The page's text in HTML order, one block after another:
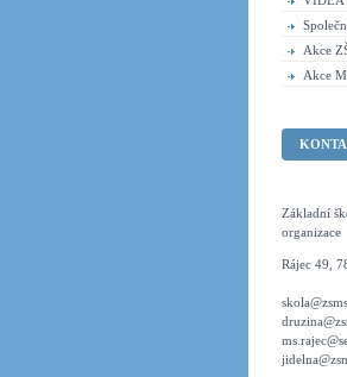
Akce
Akce
Základní
organizace
Rájec 49,